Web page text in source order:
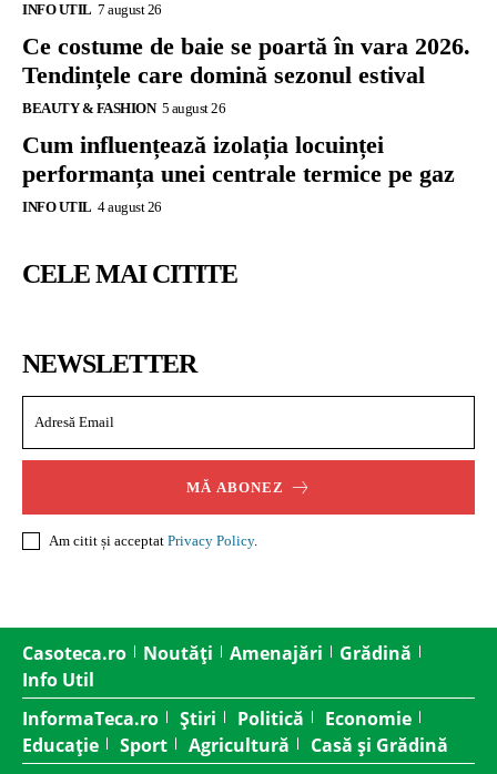
INFO UTIL 7 august 26
Ce costume de baie se poartă în vara 2026.
Tendințele care domină sezonul estival
BEAUTY & FASHION 5 august 26
Cum influențează izolația locuinței
performanța unei centrale termice pe gaz
INFO UTIL 4 august 26
CELE MAI CITITE
NEWSLETTER
MĂ ABONEZ
Am citit și acceptat Privacy Policy.
Casoteca.ro Noutăți Amenajări
Grădină
Info Util
InformaTeca.ro
Știri Politică
Economie
Educație
Sport Agricultură
Casă și Grădină